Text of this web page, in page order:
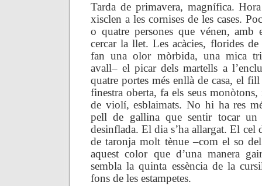
Tarda de primavera, magnífica.
xisclen a les cornises de les cases.
o quatre persones que vénen, amb
cercar la llet. Les acàcies, florides
fan una olor mòrbida, una mica
avall– el picar dels martells a
quatre portes més enllà de casa, el
finestra oberta, fa els seus monòtons,
de violí, esblaimats. No hi ha res
pell de gallina que sentir tocar un
desinflada. El dia s’ha allargat. El cel
de taronja molt tènue –com el so
aquest color que d’una manera
sembla la quinta essència de la
fons de les estampetes.